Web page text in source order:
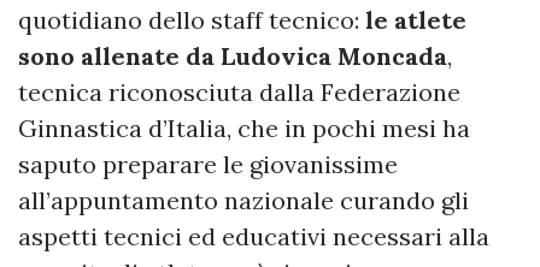
quotidiano dello staff tecnico: le atlete
sono allenate da Ludovica Moncada,
tecnica riconosciuta dalla Federazione
Ginnastica d’Italia, che in pochi mesi ha
saputo preparare le giovanissime
all’appuntamento nazionale curando gli
aspetti tecnici ed educativi necessari alla